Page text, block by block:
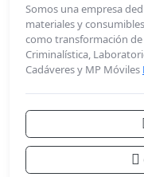
Somos una empresa
materiales y
como transformación
Criminalística,
Cadáveres y MP Móviles